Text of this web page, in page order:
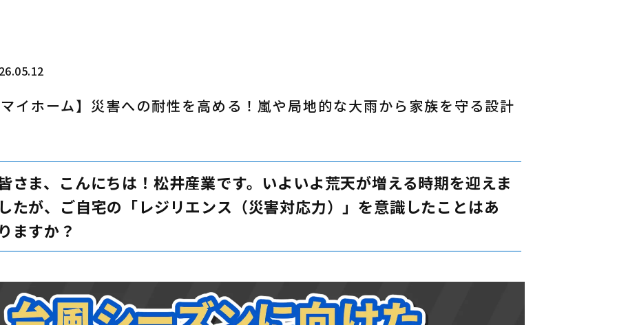
イホーム】災害への耐性を高める！嵐や局地的な大雨から家族を守る設計
さま、こんにちは！松井産業です。いよいよ荒天が増える時期を迎えま
たが、ご自宅の「レジリエンス（災害対応力）」を意識したことはあ
ますか？